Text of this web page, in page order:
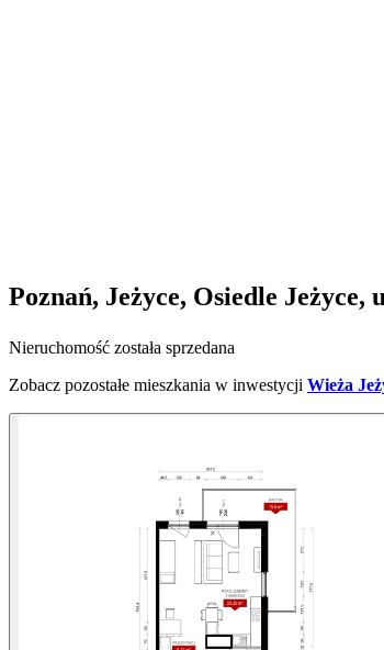
Poznań, Jeżyce, Osiedle Jeżyce,
Nieruchomość została sprzedana
Zobacz pozostałe mieszkania w inwestycji Wieża